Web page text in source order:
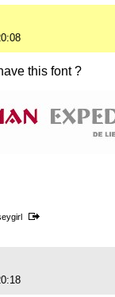
this font ?